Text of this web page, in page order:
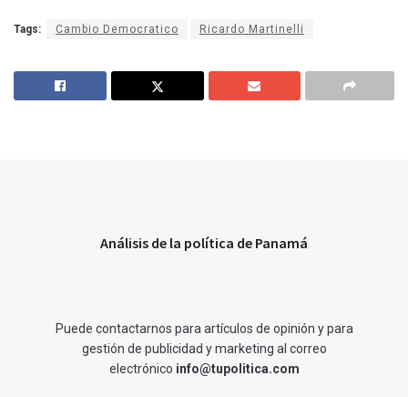
Tags: Cambio Democratico Ricardo Martinelli
Análisis de la política de Panamá
Puede contactarnos para artículos de opinión y para
gestión de publicidad y marketing al correo
electrónico info@tupolitica.com